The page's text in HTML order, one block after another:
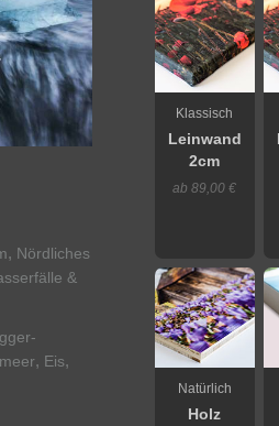
, Nördliches
&
meer, Eis,
Klassisch
Leinwand
2cm
ab 89,00 €
Natürlich
Holz